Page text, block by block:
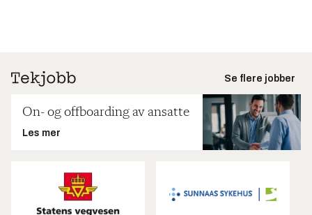
Se flere jobber
On- og offboarding av ansatte
Les mer